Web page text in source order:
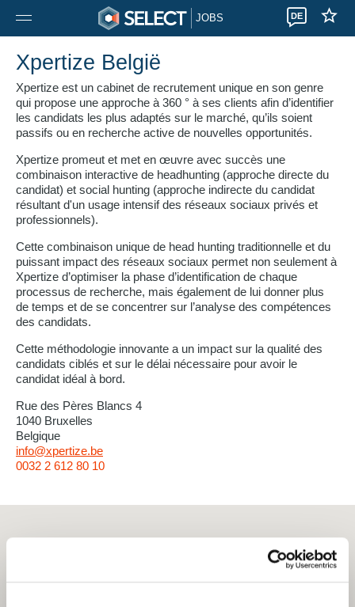
JOBS DE
Xpertize België
Xpertize est un cabinet de recrutement unique en son genre
qui propose une approche à 360 ° à ses clients afin d’identifier
les candidats les plus adaptés sur le marché, qu’ils soient
passifs ou en recherche active de nouvelles opportunités.
Xpertize promeut et met en œuvre avec succès une
combinaison interactive de headhunting (approche directe du
candidat) et social hunting (approche indirecte du candidat
résultant d'un usage intensif des réseaux sociaux privés et
professionnels).
Cette combinaison unique de head hunting traditionnelle et du
puissant impact des réseaux sociaux permet non seulement à
Xpertize d’optimiser la phase d’identification de chaque
processus de recherche, mais également de lui donner plus
de temps et de se concentrer sur l’analyse des compétences
des candidats.
Cette méthodologie innovante a un impact sur la qualité des
candidats ciblés et sur le délai nécessaire pour avoir le
candidat idéal à bord.
Rue des Pères Blancs 4
1040 Bruxelles
Belgique
info@xpertize.be
0032 2 612 80 10